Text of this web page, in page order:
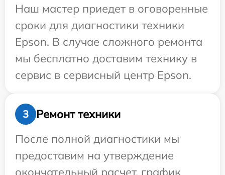
Наш мастер приедет в оговоренные
сроки для диагностики техники
Epson. В случае сложного ремонта
мы бесплатно доставим технику в
сервис в сервисный центр Epson.
3
Ремонт техники
После полной диагностики мы
предоставим на утверждение
окончательный расчет, график